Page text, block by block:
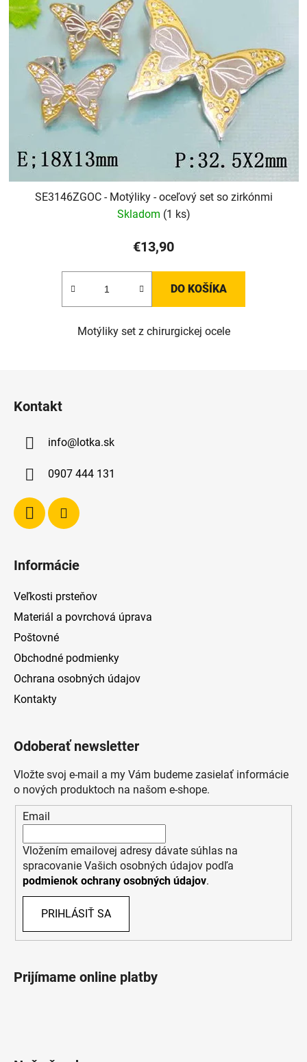
SE3146ZGOC - Motýliky - oceľový set so zirkónmi
Skladom (1 ks)
€13,90
DO KOŠÍKA
Motýliky set z chirurgickej ocele
Kontakt
info@lotka.sk
0907 444 131
Informácie
Veľkosti prsteňov
Materiál a povrchová úprava
Poštovné
Obchodné podmienky
Ochrana osobných údajov
Kontakty
Odoberať newsletter
Vložte svoj e-mail a my Vám budeme zasielať informácie
o nových produktoch na našom e-shope.
Email
Vložením emailovej adresy dávate súhlas na
spracovanie Vašich osobných údajov podľa
podmienok ochrany osobných údajov.
PRIHLÁSIŤ SA
Prijímame online platby